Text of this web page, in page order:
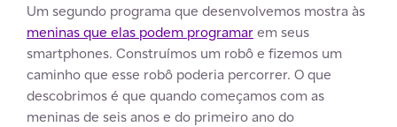
Um segundo programa que desenvolvemos mostra às
meninas que elas podem programarem seus
smartphones. Construímos um robô e fizemos um
caminho que esse robô poderia percorrer. O que
descobrimos é que quando começamos com as
meninas de seis anos e do primeiro ano do